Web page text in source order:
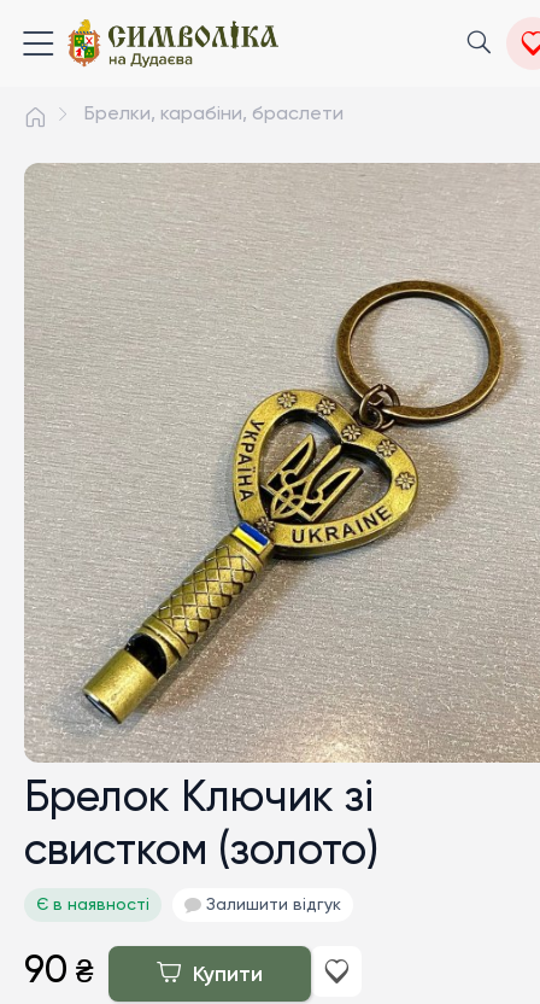
Брелки, карабіни, браслети
Брелок Ключик зі
свистком (золото)
Є в наявності Залишити відгук
90 ₴ Купити